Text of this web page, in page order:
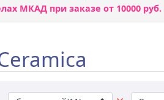
МКАД при заказе от 10000 руб.